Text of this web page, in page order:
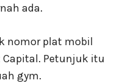
ada.
nomor plat mobil
Capital. Petunjuk itu
gym.